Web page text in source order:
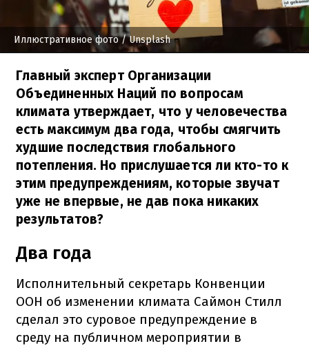
Иллюстративное фото/ Unsplash
Главный эксперт Организации
Объединенных Наций по вопросам
климата утверждает, что у человечества
есть максимум два года, чтобы смягчить
худшие последствия глобального
потепления. Но прислушается ли кто-то к
этим предупреждениям, которые звучат
уже не впервые, не дав пока никаких
результатов?
Два года
Исполнительный секретарь Конвенции
ООН об изменении климата Саймон Стилл
сделал это суровое предупреждение в
среду на публичном мероприятии в